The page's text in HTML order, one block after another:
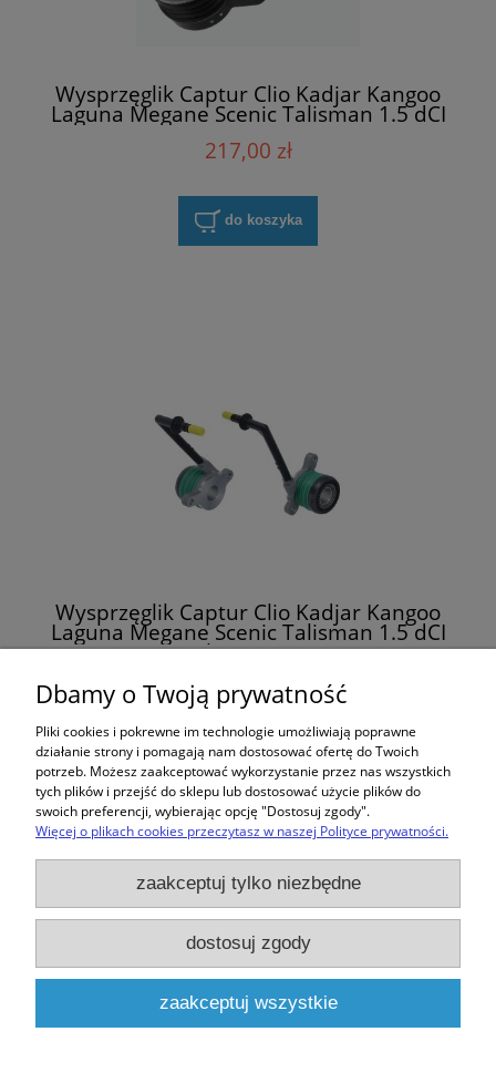
Wysprzęglik Captur Clio Kadjar Kangoo
Laguna Megane Scenic Talisman 1.5 dCI
Sachs 3182 654 301
217,00 zł
do koszyka
Wysprzęglik Captur Clio Kadjar Kangoo
Laguna Megane Scenic Talisman 1.5 dCI
Valeo 804544
do koszyka
Zakupy
Pomoc
Moje konto
Informacje
Dbamy o Twoją prywatność
Pliki cookies i pokrewne im technologie umożliwiają poprawne
działanie strony i pomagają nam dostosować ofertę do Twoich
potrzeb. Możesz zaakceptować wykorzystanie przez nas wszystkich
tych plików i przejść do sklepu lub dostosować użycie plików do
swoich preferencji, wybierając opcję "Dostosuj zgody".
Więcej o plikach cookies przeczytasz w naszej Polityce prywatności.
zaakceptuj tylko niezbędne
dostosuj zgody
zaakceptuj wszystkie